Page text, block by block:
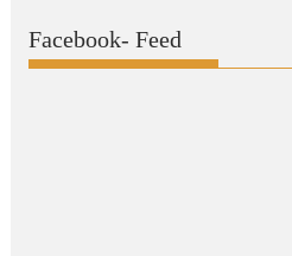
Facebook- Feed